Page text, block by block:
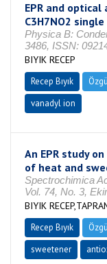
EPR and
C3H7NO2
Physica B:
3486, ISSN:
BIYIK RECEP
Recep Bıyık
vanadyl ion
An EPR study
of heat and
Spectrochimica
Vol. 74, No. 3,
BIYIK
Recep Bıyık
sweetener